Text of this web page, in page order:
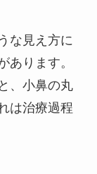
な見え方に
あります。
、小鼻の丸
は治療過程